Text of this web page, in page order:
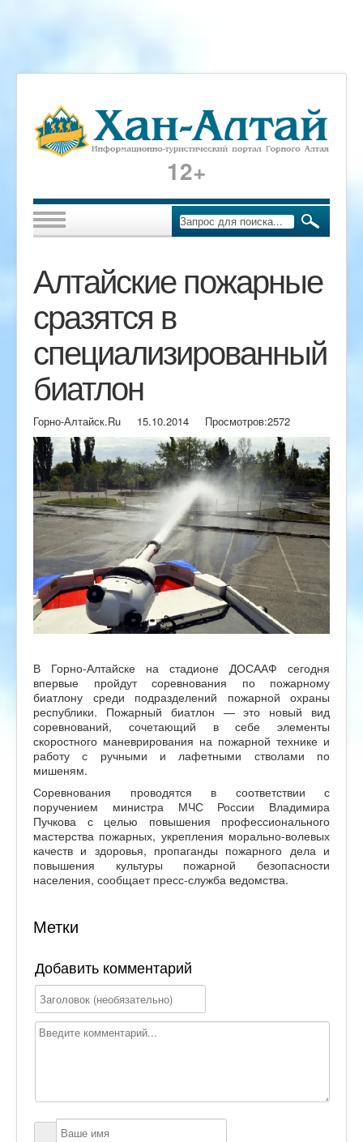
12+
Алтайские пожарные
сразятся в
специализированный
биатлон
Горно-Алтайск.Ru 15.10.2014 Просмотров:2572
В Горно-Алтайске на стадионе ДОСААФ сегодня
впервые пройдут соревнования по пожарному
биатлону среди подразделений пожарной охраны
республики. Пожарный биатлон — это новый вид
соревнований, сочетающий в себе элементы
скоростного маневрирования на пожарной технике и
работу с ручными и лафетными стволами по
мишеням.
Соревнования проводятся в соответствии с
поручением министра МЧС России Владимира
Пучкова с целью повышения профессионального
мастерства пожарных, укрепления морально-волевых
качеств и здоровья, пропаганды пожарного дела и
повышения культуры пожарной безопасности
населения, сообщает пресс-служба ведомства.
Метки
Добавить комментарий